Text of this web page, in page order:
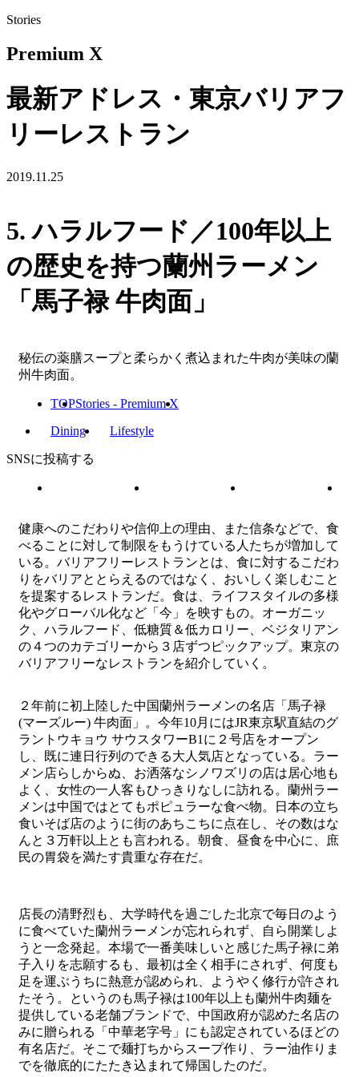
Stories
Premium X
最新アドレス・東京バリアフ
リーレストラン
2019.11.25
5. ハラルフード／100年以上
の歴史を持つ蘭州ラーメン
「馬子禄 牛肉面」
秘伝の薬膳スープと柔らかく煮込まれた牛肉が美味の蘭
州牛肉面。
TOPStories - Premium X
Dining
Lifestyle
SNSに投稿する
健康へのこだわりや信仰上の理由、また信条などで、食
べることに対して制限をもうけている人たちが増加して
いる。バリアフリーレストランとは、食に対するこだわ
りをバリアととらえるのではなく、おいしく楽しむこと
を提案するレストランだ。食は、ライフスタイルの多様
化やグローバル化など「今」を映すもの。オーガニッ
ク、ハラルフード、低糖質＆低カロリー、ベジタリアン
の４つのカテゴリーから３店ずつピックアップ。東京の
バリアフリーなレストランを紹介していく。
２年前に初上陸した中国蘭州ラーメンの名店「馬子禄
(マーズルー) 牛肉面」。今年10月にはJR東京駅直結のグ
ラントウキョウ サウスタワーB1に２号店をオープン
し、既に連日行列のできる大人気店となっている。ラー
メン店らしからぬ、お洒落なシノワズリの店は居心地も
よく、女性の一人客もひっきりなしに訪れる。蘭州ラー
メンは中国ではとてもポピュラーな食べ物。日本の立ち
食いそば店のように街のあちこちに点在し、その数はな
んと３万軒以上とも言われる。朝食、昼食を中心に、庶
民の胃袋を満たす貴重な存在だ。
店長の清野烈も、大学時代を過ごした北京で毎日のよう
に食べていた蘭州ラーメンが忘れられず、自ら開業しよ
うと一念発起。本場で一番美味しいと感じた馬子禄に弟
子入りを志願するも、最初は全く相手にされず、何度も
足を運ぶうちに熱意が認められ、ようやく修行が許され
たそう。というのも馬子禄は100年以上も蘭州牛肉麺を
提供している老舗ブランドで、中国政府が認めた名店の
みに贈られる「中華老字号」にも認定されているほどの
有名店だ。そこで麺打ちからスープ作り、ラー油作りま
でを徹底的にたたき込まれて帰国したのだ。